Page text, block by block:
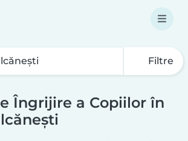
Filtre
Îngrijire a Copiilor în